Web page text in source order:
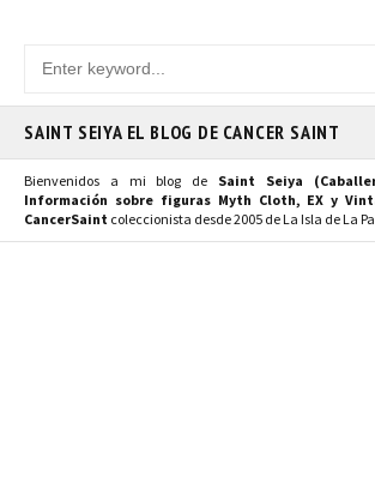
SAINT SEIYA EL BLOG DE CANCER SAINT
Bienvenidos a mi blog de Saint Seiya
Información sobre figuras Myth Cloth, EX y
CancerSaint coleccionista desde 2005 de La Isla de La